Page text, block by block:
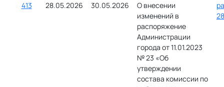
413 28.05.2026 30.05.2026
О внесении
изменений в
распоряжение
Администрации
города от 11.01.2023
№ 23 «Об
утверждении
состава комиссии по